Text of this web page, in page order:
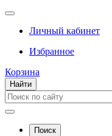
Личный кабинет
Избранное
Корзина
Найти
Поиск